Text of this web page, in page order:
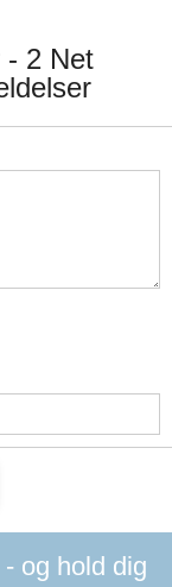
- 2 Net
og hold dig